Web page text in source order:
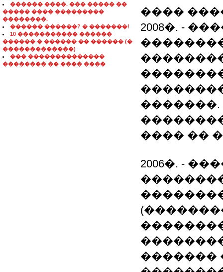
������ ����. ��� ����� ��
����� ���� ���������
��������.
������ ������? � �������!
10 ����������� ������
������ � ������ �� ������ (�
�������������)
��� ��������������
�������� �� ���� ����
����
2008�. -
���� ��
2006�. -
�������